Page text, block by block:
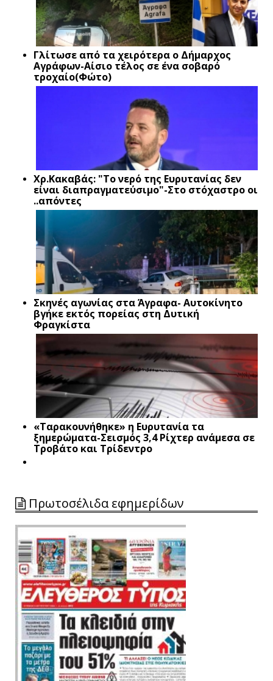
Γλίτωσε από τα χειρότερα ο Δήμαρχος
Αγράφων-Αίσιο τέλος σε ένα σοβαρό
τροχαίο(Φώτο)
Xρ.Κακαβάς: "Το νερό της Ευρυτανίας δεν
είναι διαπραγματεύσιμο"-Στο στόχαστρο οι
..απόντες
Σκηνές αγωνίας στα Άγραφα- Αυτοκίνητο
βγήκε εκτός πορείας στη Δυτική
Φραγκίστα
«Ταρακουνήθηκε» η Ευρυτανία τα
ξημερώματα-Σεισμός 3,4 Ρίχτερ ανάμεσα σε
Τροβάτο και Τρίδεντρο
Πρωτοσέλιδα εφημερίδων